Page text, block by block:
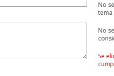
No
tema
No
Se